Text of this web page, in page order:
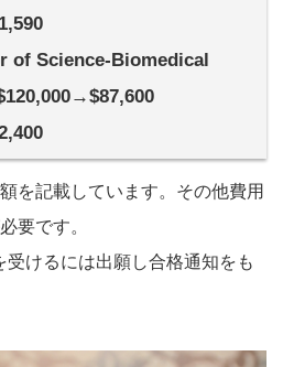
of Science-Biomedical
を記載しています。その他費用
要です。
けるには出願し合格通知をも